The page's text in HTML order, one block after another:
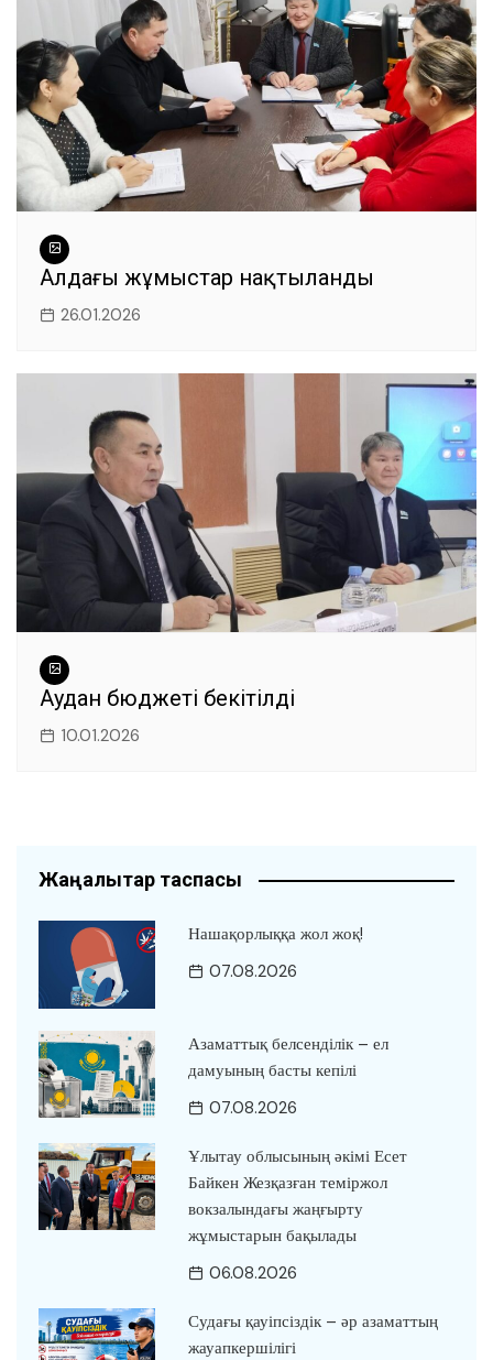
Алдағы жұмыстар нақтыланды
26.01.2026
Аудан бюджеті бекітілді
10.01.2026
Жаңалықтар таспасы
Нашақорлыққа жол жоқ!
07.08.2026
Азаматтық белсенділік – ел
дамуының басты кепілі
07.08.2026
Ұлытау облысының әкімі Есет
Байкен Жезқазған теміржол
вокзалындағы жаңғырту
жұмыстарын бақылады
06.08.2026
Судағы қауіпсіздік – әр азаматтың
жауапкершілігі